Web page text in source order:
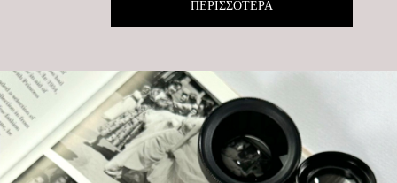
ΠΕΡΙΣΣΟΤΕΡΑ